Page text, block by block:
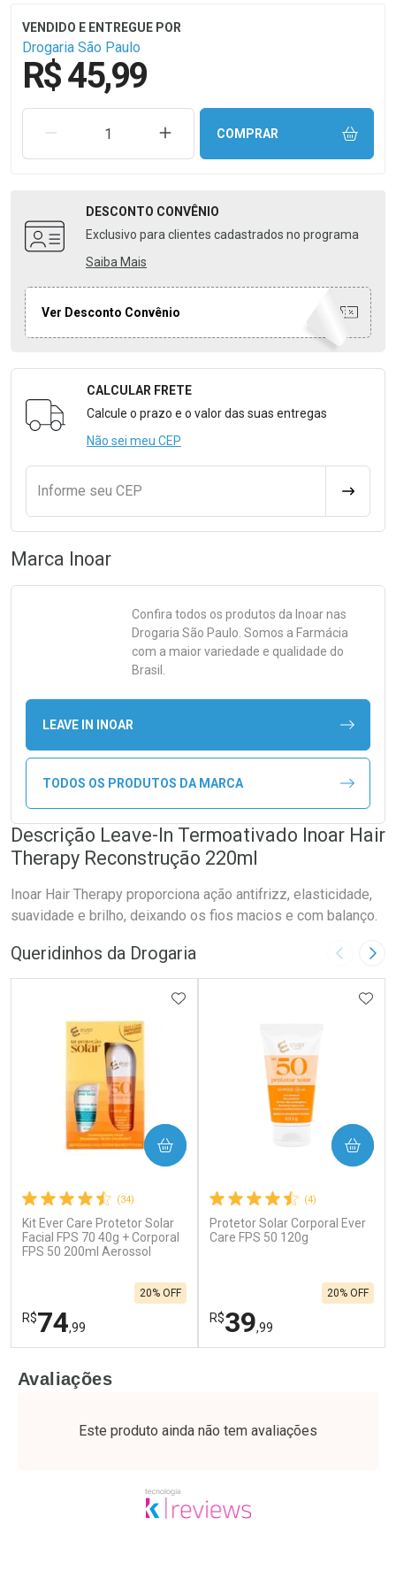
Drogaria São Paulo
R$ 45,99
REMOVER UMA UNIDADEAUMENTAR UMA UNIDADE
COMPRAR
DESCONTO CONVÊNIO
Exclusivo para clientes cadastrados no programa
Saiba Mais
Ver Desconto Convênio
Formulário para Calcular o Frete
CALCULAR FRETE
Calcule o prazo e o valor das suas entregas
Não sei meu CEP
Informe seu CEP
Marca Inoar
Confira todos os produtos da Inoarnas
Drogaria São Paulo. Somos a Farmácia
com a maior variedade e qualidade do
Brasil.
LEAVE IN INOAR
TODOS OS PRODUTOS DA MARCA
Descrição Leave-In Termoativado Inoar Hair
Therapy Reconstrução 220ml
Inoar Hair Therapy proporciona ação antifrizz, elasticidade,
suavidade e brilho, deixando os fios macios e com balanço.
Queridinhos da Drogaria Imagem
(34)
Kit Ever Care Protetor Solar
Facial FPS 70 40g + Corporal
FPS 50 200ml Aerossol
R$74,99
20% OFF
ADICIONAR AOS FAVORITOS
COMPRAR
Laboratório
Por Menos
(4)
Protetor Solar Corporal Ever
Care FPS 50 120g
R$39,99
20% OFF
COMPRAR
Laboratório
Por Menos
Avaliações
Este produto ainda não tem avaliações